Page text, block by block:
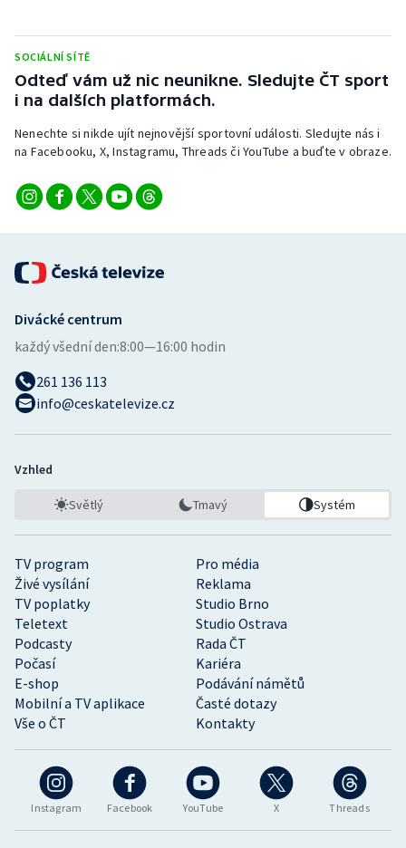
Stolní tenis
Triatlon
Veslování
Vodní slalom
Ostatní
SOCIÁLNÍ SÍTĚ
Odteď vám už nic neunikne. Sledujte ČT sport
i na dalších platformách.
Nenechte si nikde ujít nejnovější sportovní události. Sledujte nás i
na Facebooku, X, Instagramu, Threads či YouTube a buďte v obraze.
Instagram Facebook YouTube X Threads
TV program
Pro média
Živé vysílání
Reklama
TV poplatky
Studio Brno
Teletext
Studio Ostrava
Podcasty
Rada ČT
Počasí
Kariéra
E-shop
Podávání námětů
Mobilní a TV aplikace
Časté dotazy
Vše o ČT
Kontakty
Divácké centrum
každý všední den:8:00—16:00 hodin
261 136 113
info@ceskatelevize.cz
Vzhled
Světlý Tmavý Systém